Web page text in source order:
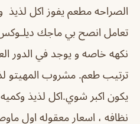
الصراحه مطعم يفوز اكل
تعامل انصح بي ماجك
نكهه خاصه و يوجد في الدور
ترتيب طعم. مشروب المهيتو
يكون اكبر شوي.اكل لذيذ
نظافه ، اسعار معقوله اول